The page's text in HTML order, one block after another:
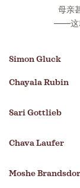
母亲
——这
Simon Gluck
Chayala Rubin
Sari Gottlieb
Chava Laufer
Moshe